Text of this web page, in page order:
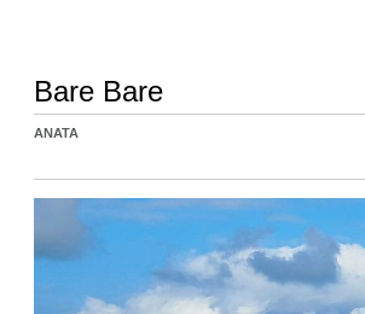
Bare Bare
ANATA